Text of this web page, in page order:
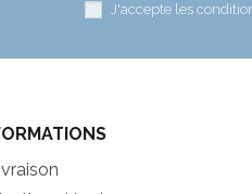
J'accepte les